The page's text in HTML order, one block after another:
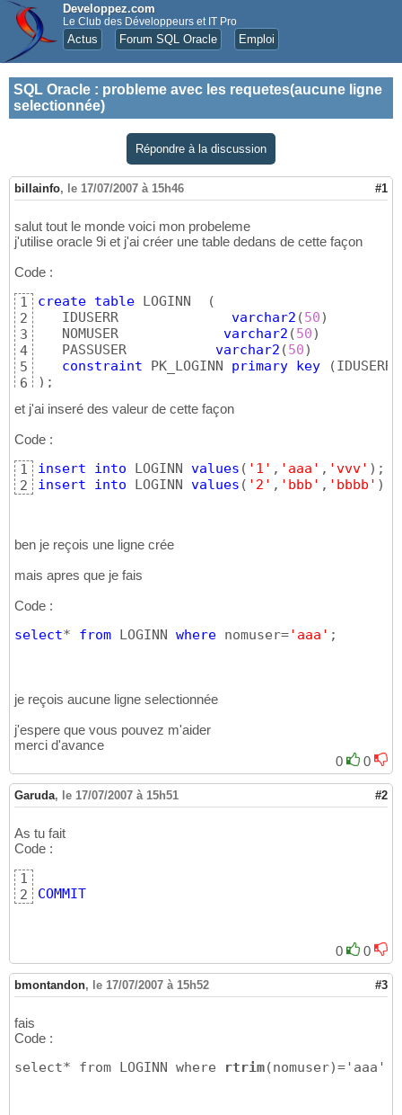
Developpez.com
Le Club des Développeurs et IT Pro
Actus Forum SQL Oracle Emploi
SQL Oracle : probleme avec les requetes(aucune ligne
selectionnée)
Répondre à la discussion
billainfo, le 17/07/2007 à 15h46 #1
salut tout le monde voici mon probeleme
j'utilise oracle 9i et j'ai créer une table dedans de cette façon
Code :
1
2
3
4
5
6
create table LOGINN
(
   IDUSERR
varchar2 (50)
   NOMUSER
varchar2 (50)
   PASSUSER
varchar2 (50)
constraint PK_LOGINN primary key (IDUSERR
) ;
et j'ai inseré des valeur de cette façon
Code :
1
2
insert into LOGINN values ( '1' , 'aaa' , 'vvv' )
insert
into LOGINN values ( '2' , 'bbb' , 'bbbb' )
ben je reçois une ligne crée
mais apres que je fais
Code :
select* from LOGINN where nomuser='aaa' ;
je reçois aucune ligne selectionnée
j'espere que vous pouvez m'aider
merci d'avance
0
0
Garuda, le 17/07/2007 à 15h51 #2
As tu fait
Code :
1
2
COMMIT
0 0
bmontandon, le 17/07/2007 à 15h52 #3
fais
Code :
select* from LOGINN where rtrim(nomuser)='aaa'